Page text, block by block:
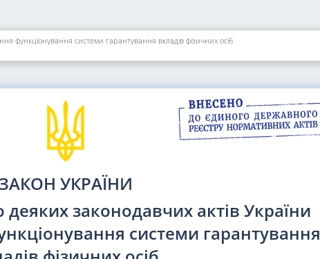
функціонування системи гарантування вкладів фізичних осіб
ЗАКОН УКРАЇНИ
законодавчих актів України
системи гарантування